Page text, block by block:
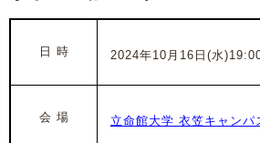
日 時 2024年10月16日(水
会 場 立命館大学 衣笠キャンパ